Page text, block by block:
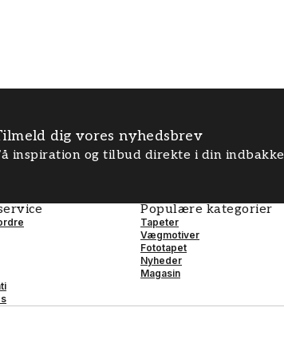
dig vores nyhedsbrev
inspiration og tilbud direkte i din indbakke
Populære kategorier
Tapeter
Vægmotiver
Fototapet
Nyheder
Magasin